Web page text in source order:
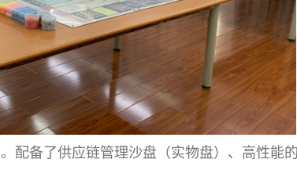
配备了供应链管理沙盘（实物盘）、高性能